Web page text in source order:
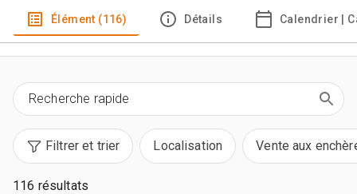
Élément (116) Détails Calendrier |
Filtrer et trier Localisation Vente aux
116 résultats